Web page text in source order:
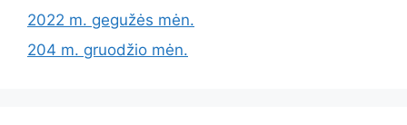
2022 m. gegužės mėn.
204 m. gruodžio mėn.